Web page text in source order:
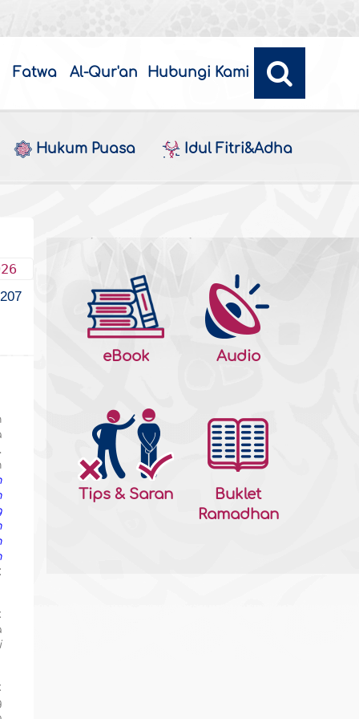
Fatwa Al-Qur'an Hubungi Kami
Hukum Puasa Idul Fitri&Adha
207
.
eBook Audio
Tips & Saran
Buklet
Ramadhan